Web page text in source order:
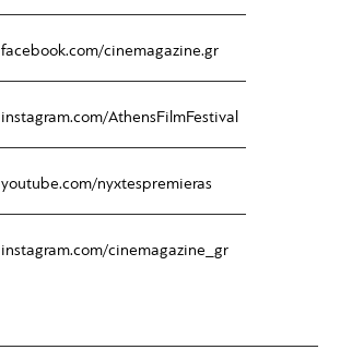
facebook.com/cinemagazine.gr
instagram.com/AthensFilmFestival
youtube.com/nyxtespremieras
instagram.com/cinemagazine_gr